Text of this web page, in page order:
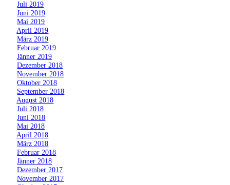
»Juli 2019
»Juni 2019
»Mai 2019
April 2019
»März 2019
»Februar 2019
»Jänner 2019
»Dezember 2018
»November 2018
»Oktober 2018
September 2018
August 2018
»Juli 2018
»Juni 2018
»Mai 2018
April 2018
»März 2018
»Februar 2018
»Jänner 2018
»Dezember 2017
»November 2017